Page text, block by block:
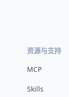
资源与支持
MCP
Skills